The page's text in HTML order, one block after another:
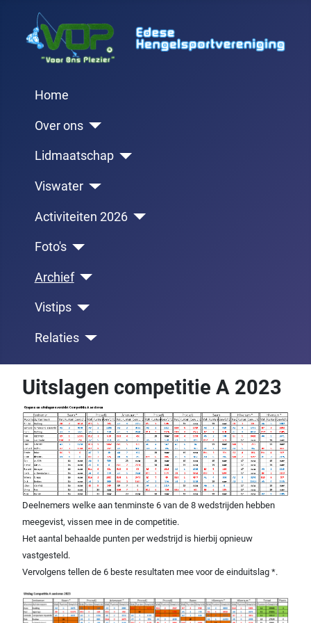
Home
Over ons
Lidmaatschap
Viswater
Activiteiten 2026
Foto's
Archief
Vistips
Relaties
Uitslagen competitie A 2023
Deelnemers welke aan tenminste 6 van de 8 wedstrijden hebben
meegevist, vissen mee in de competitie.
Het aantal behaalde punten per wedstrijd is hierbij opnieuw
vastgesteld.
Vervolgens tellen de 6 beste resultaten mee voor de einduitslag *.